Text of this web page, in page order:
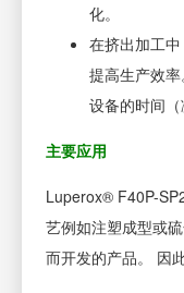
化。
在挤出加工
提高生产效
设备的时间（
主要应用
Luperox® F40P-
艺例如注塑成型或
而开发的产品。 因